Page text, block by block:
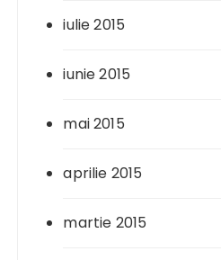
iulie 2015
iunie 2015
mai 2015
aprilie 2015
martie 2015